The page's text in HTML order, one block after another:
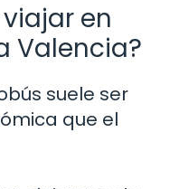
en
Valencia?
suele ser
que el